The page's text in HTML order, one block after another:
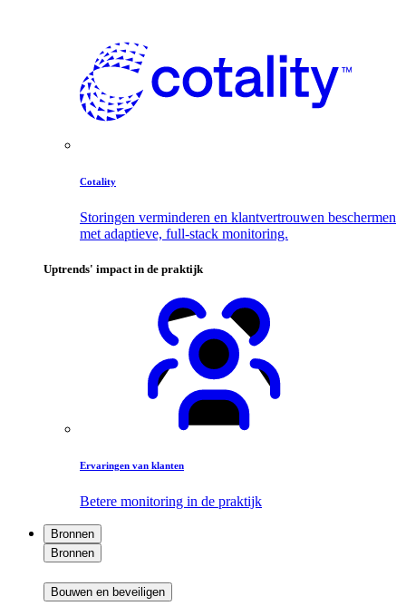
Cotality
Storingen verminderen en klantvertrouwen beschermen
met adaptieve, full-stack monitoring.
Uptrends' impact in de praktijk
Ervaringen van klanten
Betere monitoring in de praktijk
Bronnen
Bronnen
Bouwen en beveiligen